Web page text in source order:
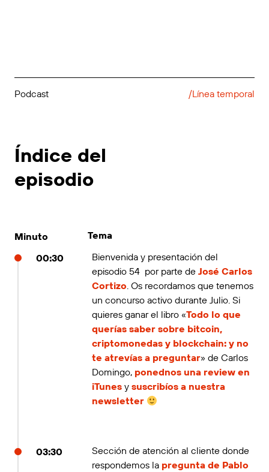
Podcast /Línea temporal
Índice del
episodio
Minuto
Tema
00:30
Bienvenida y presentación del
episodio 54 por parte de José Carlos
Cortizo. Os recordamos que tenemos
un concurso activo durante Julio. Si
quieres ganar el libro «Todo lo que
querías saber sobre bitcoin,
criptomonedas y blockchain: y no
te atrevías a preguntar» de Carlos
Domingo, ponednos una review en
iTunes y suscribíos a nuestra
newsletter
03:30
Sección de atención al cliente donde
respondemos la pregunta de Pablo